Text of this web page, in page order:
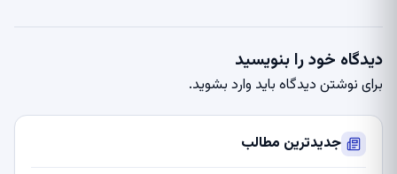
دیدگاه خود را بنویسید
برای نوشتن دیدگاه بایدوارد بشوید.
جدیدترین مطالب